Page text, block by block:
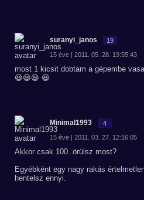
suranyi_janos 19
15 éve | 2011. 05. 28. 19:55:43
most 1 kicsit dobtam a gépembe
😃😃😃 😆
Minimal1993 4
15 éve | 2011. 03. 27. 12:16:05
Akkor csak 100..örülsz most?
Egyébként egy nagy rakás
hentelsz ennyi.